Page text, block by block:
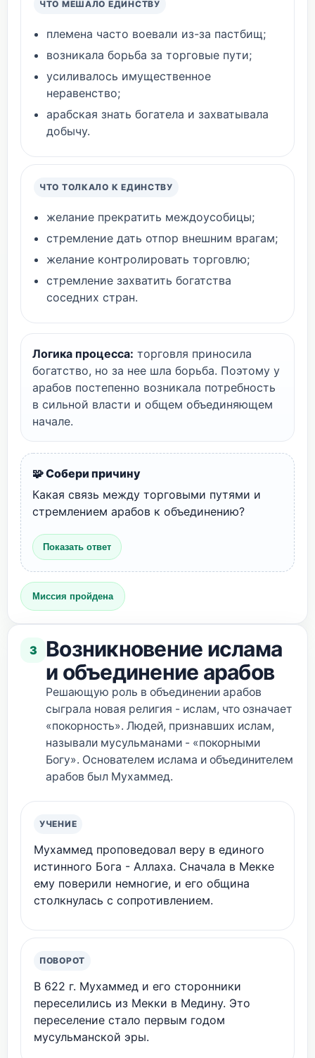
ЧТО МЕШАЛО ЕДИНСТВУ
племена часто воевали из-за пастбищ;
возникала борьба за торговые пути;
усиливалось имущественное
неравенство;
арабская знать богатела и захватывала
добычу.
ЧТО ТОЛКАЛО К ЕДИНСТВУ
желание прекратить междоусобицы;
стремление дать отпор внешним врагам;
желание контролировать торговлю;
стремление захватить богатства
соседних стран.
Логика процесса: торговля приносила
богатство, но за нее шла борьба. Поэтому у
арабов постепенно возникала потребность
в сильной власти и общем объединяющем
начале.
🧩 Собери причину
Какая связь между торговыми путями и
стремлением арабов к объединению?
Показать ответ
Миссия пройдена
3
Возникновение ислама
и объединение арабов
Решающую роль в объединении арабов
сыграла новая религия - ислам, что означает
«покорность». Людей, признавших ислам,
называли мусульманами - «покорными
Богу». Основателем ислама и объединителем
арабов был Мухаммед.
УЧЕНИЕ
Мухаммед проповедовал веру в единого
истинного Бога - Аллаха. Сначала в Мекке
ему поверили немногие, и его община
столкнулась с сопротивлением.
ПОВОРОТ
В 622 г. Мухаммед и его сторонники
переселились из Мекки в Медину. Это
переселение стало первым годом
мусульманской эры.